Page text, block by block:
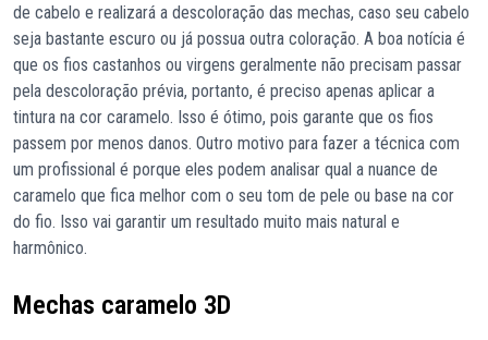
de cabelo e realizará a descoloração das mechas, caso seu cabelo
seja bastante escuro ou já possua outra coloração. A boa notícia é
que os fios castanhos ou virgens geralmente não precisam passar
pela descoloração prévia, portanto, é preciso apenas aplicar a
tintura na cor caramelo. Isso é ótimo, pois garante que os fios
passem por menos danos. Outro motivo para fazer a técnica com
um profissional é porque eles podem analisar qual a nuance de
caramelo que fica melhor com o seu tom de pele ou base na cor
do fio. Isso vai garantir um resultado muito mais natural e
harmônico.
Mechas caramelo 3D